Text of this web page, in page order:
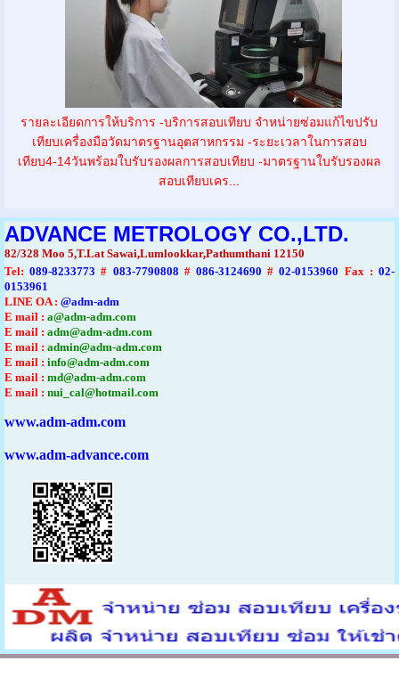
รายละเอียดการให้บริการ -บริการสอบเทียบ จำหน่ายซ่อมแก้ไขปรับ
เทียบเครื่องมือวัดมาตรฐานอุตสาหกรรม -ระยะเวลาในการสอบ
เทียบ4-14วันพร้อมใบรับรองผลการสอบเทียบ -มาตรฐานใบรับรองผล
สอบเทียบเคร...
ADVANCE METROLOGY CO.,LTD.
82/328 Moo 5,T.Lat Sawai,Lumlookkar,Pathumthani 12150
Tel: 089-8233773 # 083-7790808 #086-3124690 #02-0153960 Fax :02-
0153961
LINE OA : @adm-adm
E mail : a@adm-adm.com
E mail : adm@adm-adm.com
E mail : admin@adm-adm.com
E mail : info@adm-adm.com
E mail : md@adm-adm.com
E mail : nui_cal@hotmail.com
www.adm-adm.com
www.adm-advance.com